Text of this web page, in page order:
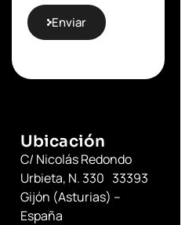
Ubicación
C/ Nicolás Redondo
Urbieta, N. 330 33393
Gijón (Asturias) –
España
Enviar